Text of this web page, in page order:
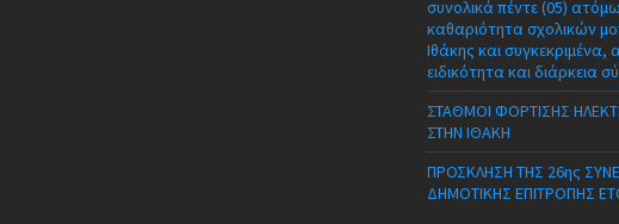
συνολικά πέντε (05)
καθαριότητα σχολικών
Ιθάκης και
ειδικότητα και διάρκεια
ΣΤΑΘΜΟΙ ΦΟΡΤΙΣΗΣ
ΣΤΗΝ ΙΘΑΚΗ
ΠΡΟΣΚΛΗΣΗ ΤΗΣ 26ης
ΔΗΜΟΤΙΚΗΣ ΕΠΙΤΡΟΠΗΣ